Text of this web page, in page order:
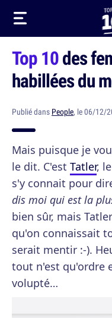
Top 10des
habillées du
Publié dans People, le 06/12/
Mais puisque je
le dit. C'est Tatler,
s'y connait pour
dis moi qui est la
bien sûr, mais
qu'on connaissait
serait mentir :-).
tout n'est qu'ordre
volupté…